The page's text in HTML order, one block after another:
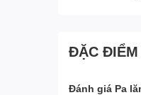
ĐẶC ĐIỂM
Đánh giá Pa